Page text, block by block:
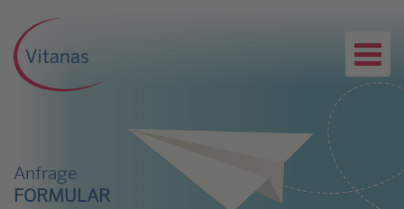
Anfrage
FORMULAR